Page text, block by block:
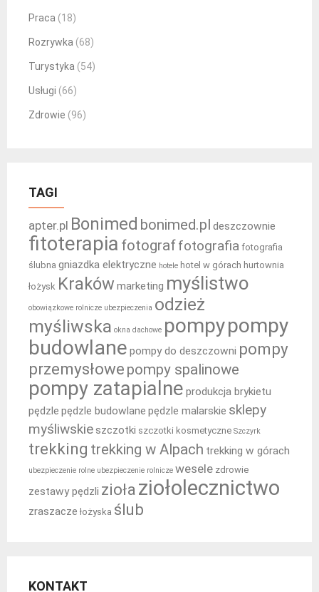
Praca (18)
Rozrywka (68)
Turystyka (54)
Usługi (66)
Zdrowie (96)
TAGI
apter.pl Bonimed bonimed.pl deszczownie
fitoterapia fotograffotografia fotografia
ślubna gniazdka elektryczne hotele hotel w górach hurtownia
łożysk Kraków marketing myślistwo
obowiązkowe rolnicze ubezpieczenia odzież
myśliwska okna dachowe pompypompy
budowlane pompy do deszczowni pompy
przemysłowe pompy spalinowe
pompy zatapialne produkcja brykietu
pędzle pędzle budowlane pędzle malarskie sklepy
myśliwskieszczotki szczotki kosmetyczne Szczyrk
trekking trekking w Alpach trekking w górach
ubezpieczenie rolne ubezpieczenie rolnicze wesele zdrowie
zestawy pędzli zioła ziołolecznictwo
zraszacze łożyska ślub
KONTAKT